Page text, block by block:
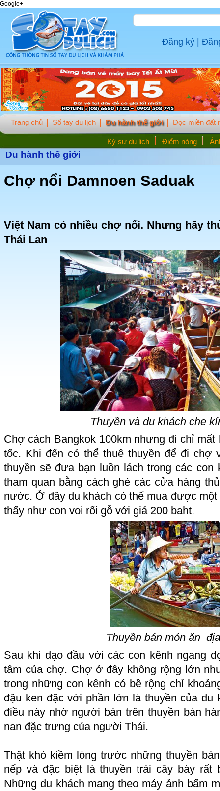
Google+
Đăng ký
Trang chủ Sổ tay du lịch Du hành thế giới
Ký sự du lịch Điểm nóng
Dọc miền đất
Du hành thế giới
Chợ nổi Damnoen Saduak
Việt Nam có nhiều chợ nổi. Nhưng hãy
Thái Lan
Thuyền và du khách che
Chợ cách Bangkok 100km nhưng đi chỉ
tốc. Khi đến có thể thuê thuyền để đi chợ
thuyền sẽ đưa bạn luồn lách trong các con
tham quan bằng cách ghé các cửa hàng
nước. Ở đây du khách có thể mua được
thấy như con voi rối gỗ với giá 200 baht.
Thuyền bán món ăn
Sau khi dạo đầu với các con kênh ngang
tâm của chợ. Chợ ở đây không rộng lớn
trong những con kênh có bề rộng chỉ
đậu ken đặc với phần lớn là thuyền của du
điều này nhờ người bán trên thuyền bán
nan đặc trưng của người Thái.
Thật khó kiềm lòng trước những thuyền
nếp và đặc biệt là thuyền trái cây bày
Những du khách mang theo máy ảnh bấm